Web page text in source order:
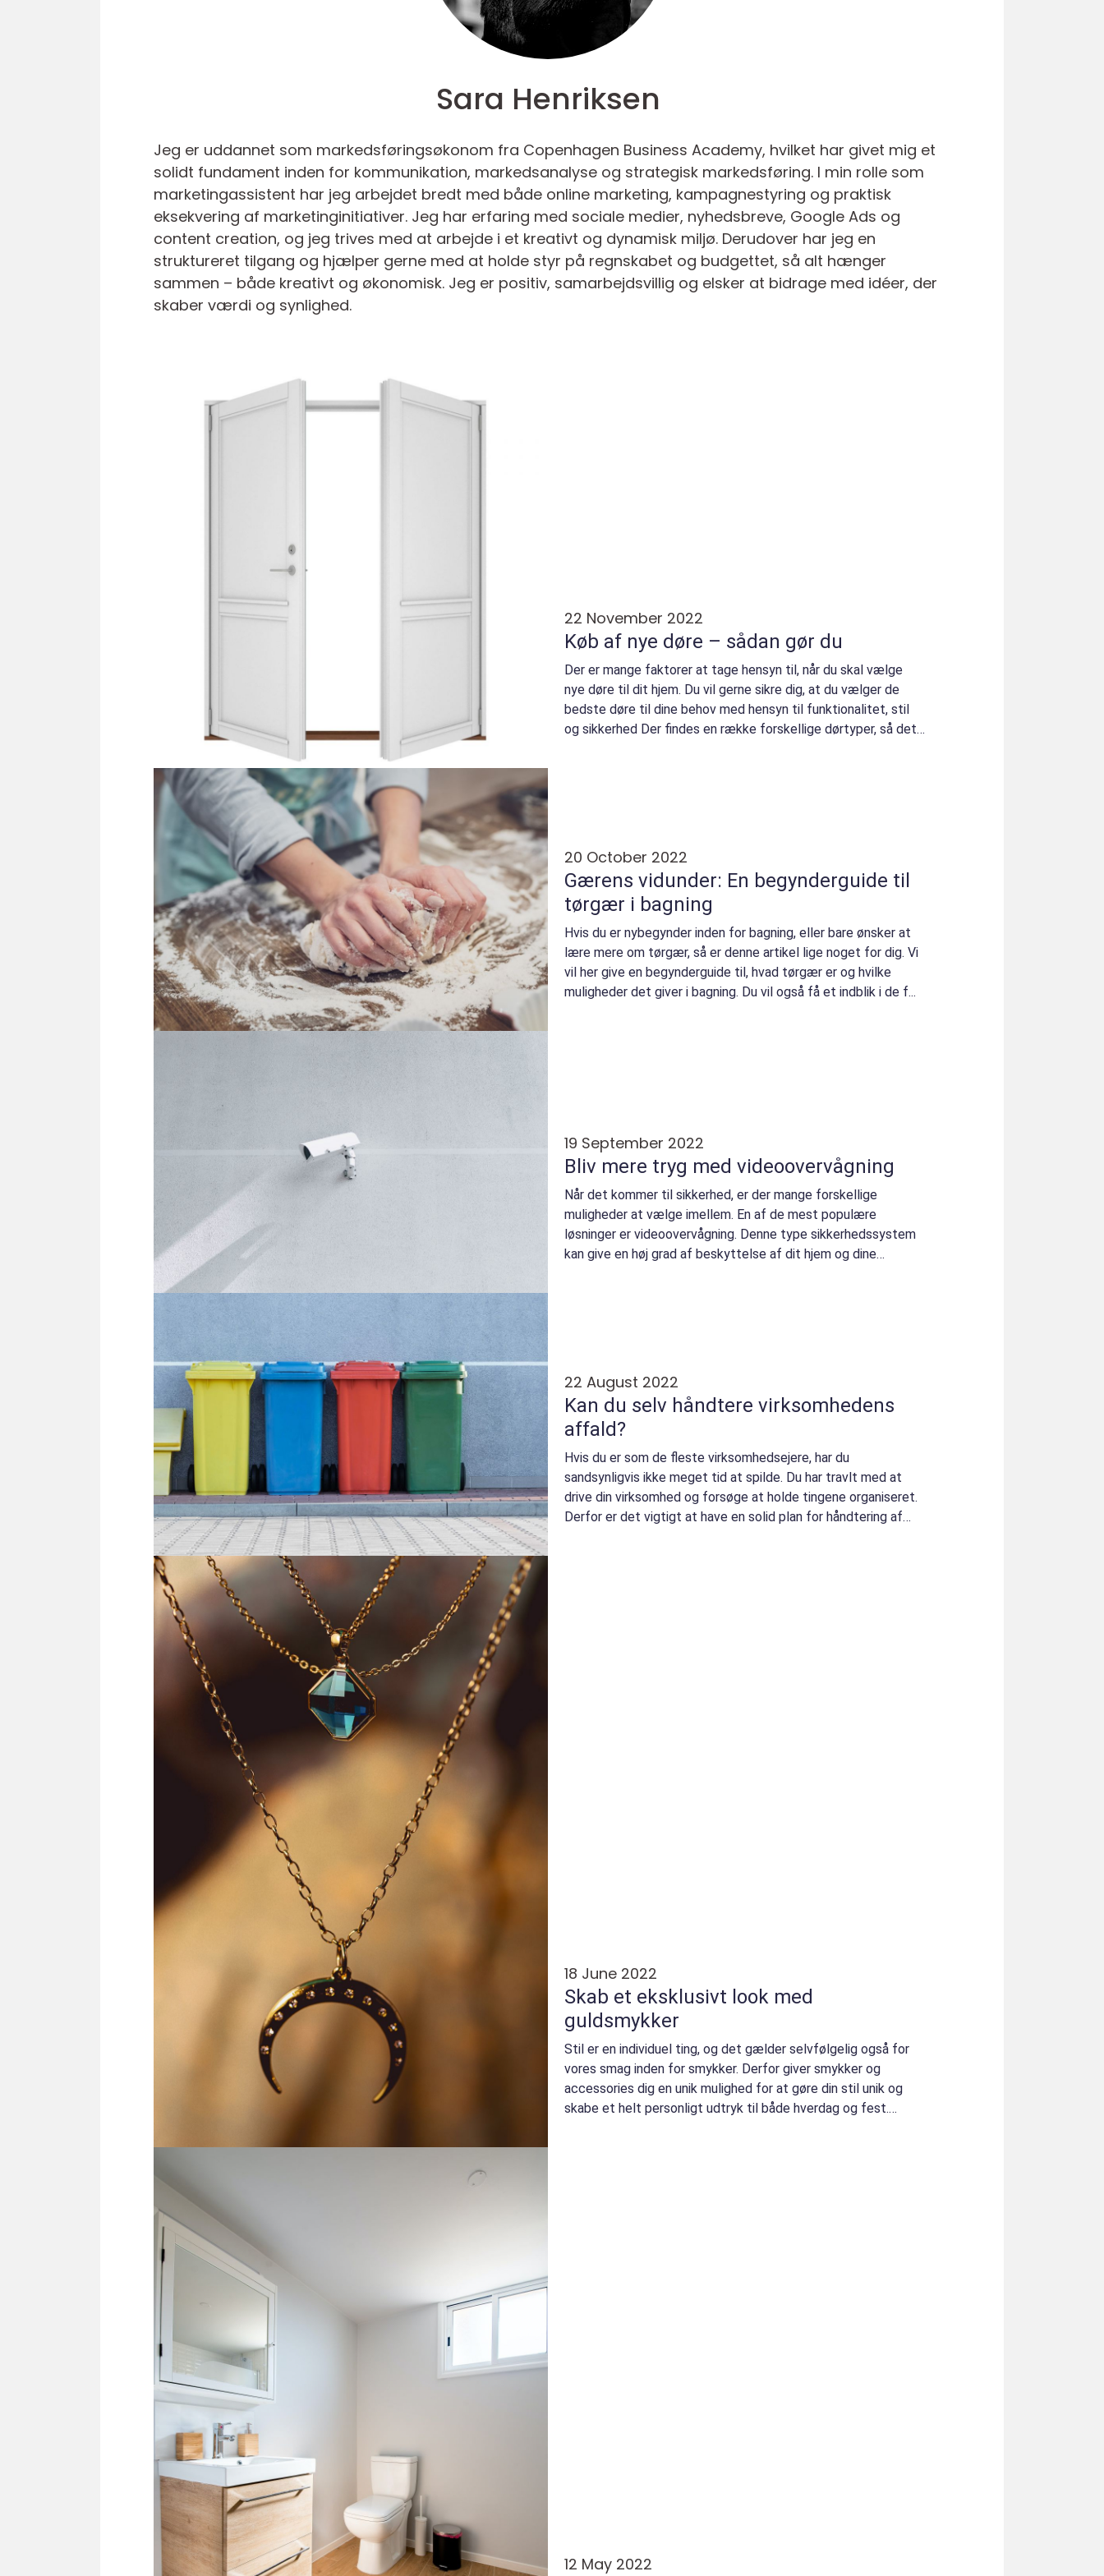
Sara Henriksen
Jeg er uddannet som markedsføringsøkonom fra Copenhagen Business Academy, hvilket har givet mig et
solidt fundament inden for kommunikation, markedsanalyse og strategisk markedsføring. I min rolle som
marketingassistent har jeg arbejdet bredt med både online marketing, kampagnestyring og praktisk
eksekvering af marketinginitiativer. Jeg har erfaring med sociale medier, nyhedsbreve, Google Ads og
content creation, og jeg trives med at arbejde i et kreativt og dynamisk miljø. Derudover har jeg en
struktureret tilgang og hjælper gerne med at holde styr på regnskabet og budgettet, så alt hænger
sammen – både kreativt og økonomisk. Jeg er positiv, samarbejdsvillig og elsker at bidrage med idéer, der
skaber værdi og synlighed.
22 November 2022
Køb af nye døre – sådan gør du
Der er mange faktorer at tage hensyn til, når du skal vælge
nye døre til dit hjem. Du vil gerne sikre dig, at du vælger de
bedste døre til dine behov med hensyn til funktionalitet, stil
og sikkerhed Der findes en række forskellige dørtyper, så det
20 October 2022
Gærens vidunder: En begynderguide til
tørgær i bagning
Hvis du er nybegynder inden for bagning, eller bare ønsker at
lære mere om tørgær, så er denne artikel lige noget for dig. Vi
vil her give en begynderguide til, hvad tørgær er og hvilke
muligheder det giver i bagning. Du vil også få et indblik i de f...
19 September 2022
Bliv mere tryg med videoovervågning
Når det kommer til sikkerhed, er der mange forskellige
muligheder at vælge imellem. En af de mest populære
løsninger er videoovervågning. Denne type sikkerhedssystem
kan give en høj grad af beskyttelse af dit hjem og dine
22 August 2022
Kan du selv håndtere virksomhedens
affald?
Hvis du er som de fleste virksomhedsejere, har du
sandsynligvis ikke meget tid at spilde. Du har travlt med at
drive din virksomhed og forsøge at holde tingene organiseret.
Derfor er det vigtigt at have en solid plan for håndtering af
18 June 2022
Skab et eksklusivt look med
guldsmykker
Stil er en individuel ting, og det gælder selvfølgelig også for
vores smag inden for smykker. Derfor giver smykker og
accessories dig en unik mulighed for at gøre din stil unik og
skabe et helt personligt udtryk til både hverdag og fest.
12 May 2022